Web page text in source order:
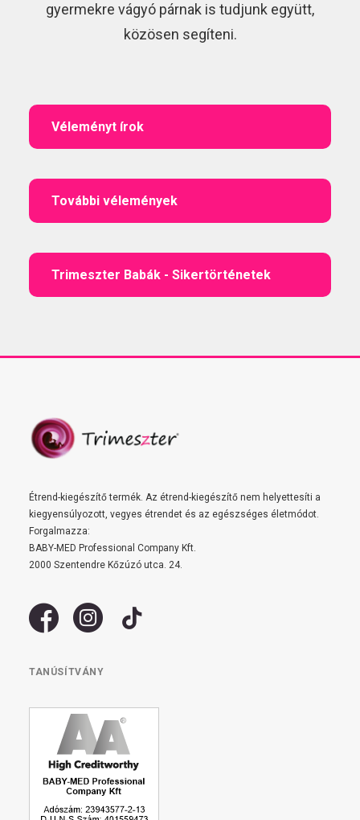
gyermekre vágyó párnak is tudjunk együtt,
közösen segíteni.
Véleményt írok
További vélemények
Trimeszter Babák - Sikertörténetek
Étrend-kiegészítő termék. Az étrend-kiegészítő nem helyettesíti a
kiegyensúlyozott, vegyes étrendet és az egészséges életmódot.
Forgalmazza:
BABY-MED Professional Company Kft.
2000 Szentendre Kőzúzó utca. 24.
TANÚSÍTVÁNY